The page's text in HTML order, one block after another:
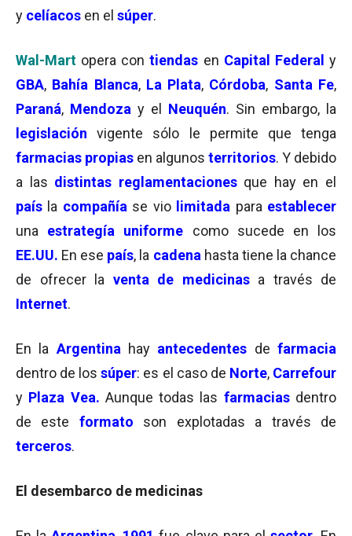
y celíacos en el súper.
Wal-Mart opera contiendas en Capital Federal y
GBA, Bahía Blanca, La Plata, Córdoba, Santa Fe,
Paraná, Mendoza y el Neuquén. Sin embargo, la
legislación
vigente sólo le permite que tenga
farmacias propias en algunos territorios. Y debido
a las distintas reglamentacionesque hay en el
país la compañía se vio limitada para establecer
una estrategía uniforme
como sucede en los
EE.UU. En ese país, la cadena hasta tiene la chance
de ofrecer la venta de medicinasa través de
Internet.
En la Argentina hay antecedentes defarmacia
dentro de lossúper: es el caso de Norte, Carrefour
y Plaza Vea. Aunque todas las farmacias dentro
de este formato
son explotadas a través de
terceros.
El desembarco de medicinas